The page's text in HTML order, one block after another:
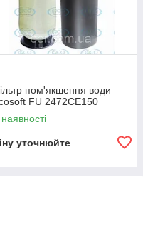
пом'якшення води
FU 2472CE150
уточнюйте